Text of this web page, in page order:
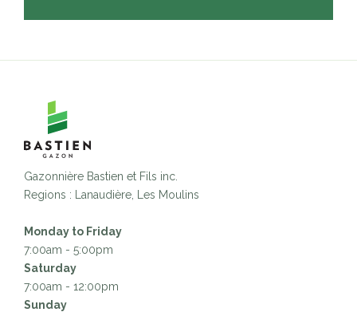
Gazonnière Bastien et Fils inc.
Regions : Lanaudière, Les Moulins
Monday to Friday
7:00am - 5:00pm
Saturday
7:00am - 12:00pm
Sunday